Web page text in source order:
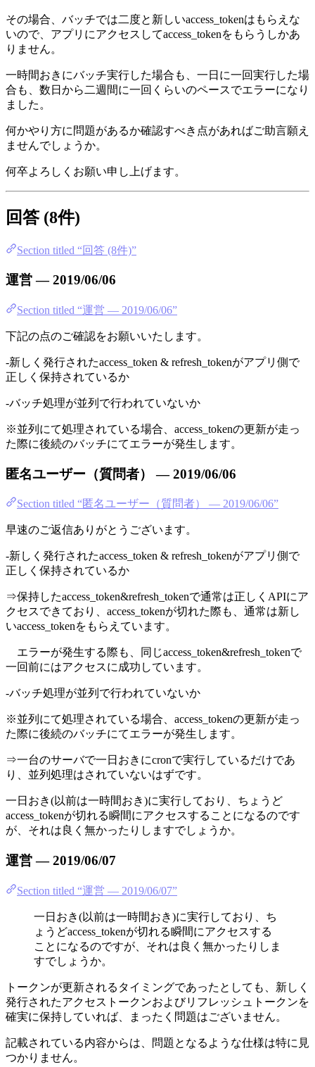
その場合、バッチでは二度と新しいaccess_tokenはもらえな
いので、アプリにアクセスしてaccess_tokenをもらうしかあ
りません。
一時間おきにバッチ実行した場合も、一日に一回実行した場
合も、数日から二週間に一回くらいのペースでエラーになり
ました。
何かやり方に問題があるか確認すべき点があればご助言願え
ませんでしょうか。
何卒よろしくお願い申し上げます。
回答 (8件)
Section titled “回答 (8件)”
運営 — 2019/06/06
Section titled “運営 — 2019/06/06”
下記の点のご確認をお願いいたします。
-新しく発行されたaccess_token & refresh_tokenがアプリ側で
正しく保持されているか
-バッチ処理が並列で行われていないか
※並列にて処理されている場合、access_tokenの更新が走っ
た際に後続のバッチにてエラーが発生します。
匿名ユーザー（質問者） — 2019/06/06
Section titled “匿名ユーザー（質問者） — 2019/06/06”
早速のご返信ありがとうございます。
-新しく発行されたaccess_token & refresh_tokenがアプリ側で
正しく保持されているか
⇒保持したaccess_token&refresh_tokenで通常は正しくAPIにア
クセスできており、access_tokenが切れた際も、通常は新し
いaccess_tokenをもらえています。
エラーが発生する際も、同じaccess_token&refresh_tokenで
一回前にはアクセスに成功しています。
-バッチ処理が並列で行われていないか
※並列にて処理されている場合、access_tokenの更新が走っ
た際に後続のバッチにてエラーが発生します。
⇒一台のサーバで一日おきにcronで実行しているだけであ
り、並列処理はされていないはずです。
一日おき(以前は一時間おき)に実行しており、ちょうど
access_tokenが切れる瞬間にアクセスすることになるのです
が、それは良く無かったりしますでしょうか。
運営 — 2019/06/07
Section titled “運営 — 2019/06/07”
一日おき(以前は一時間おき)に実行しており、ち
ょうどaccess_tokenが切れる瞬間にアクセスする
ことになるのですが、それは良く無かったりしま
すでしょうか。
トークンが更新されるタイミングであったとしても、新しく
発行されたアクセストークンおよびリフレッシュトークンを
確実に保持していれば、まったく問題はございません。
記載されている内容からは、問題となるような仕様は特に見
つかりません。